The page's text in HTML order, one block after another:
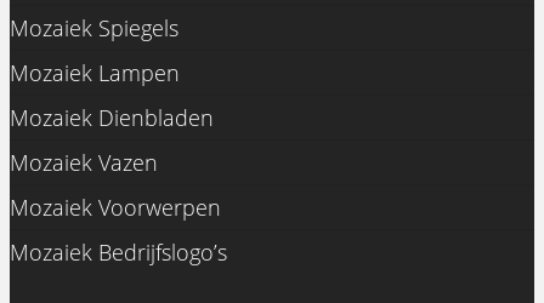
Mozaiek Spiegels
Mozaiek Lampen
Mozaiek Dienbladen
Mozaiek Vazen
Mozaiek Voorwerpen
Mozaiek Bedrijfslogo’s